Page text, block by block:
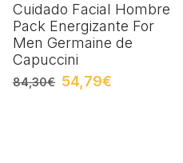
Cuidado Facial Hombre
Pack Energizante For
Men Germaine de
Capuccini
84,30€ 54,79€